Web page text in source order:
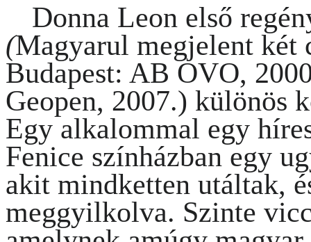
Donna Leon első
(Magyarul megjelent
Budapest: AB OVO,
Geopen, 2007.) különös
Egy alkalommal egy
Fenice színházban egy
akit mindketten utáltak,
meggyilkolva. Szinte